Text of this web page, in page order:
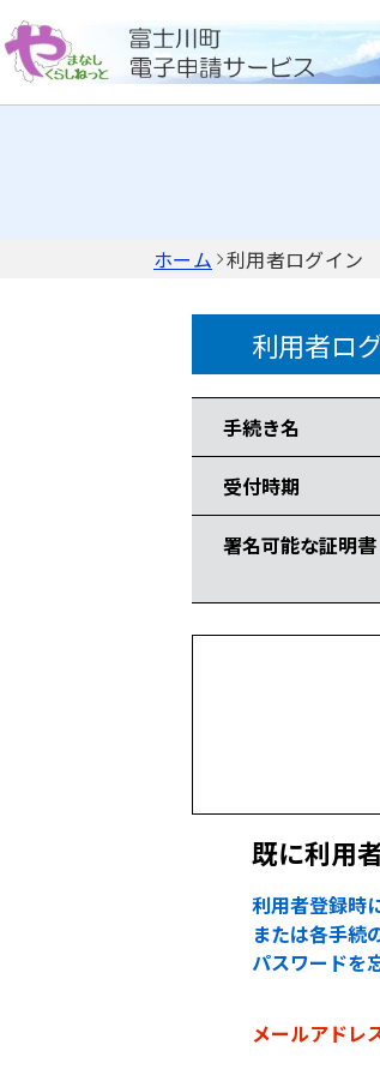
ホーム 利用者ログイン
利用者ロ
手続き名
受付時期
署名可能な証明書
既に利用
利用者登録時
または各手続
パスワードを
メールアドレ